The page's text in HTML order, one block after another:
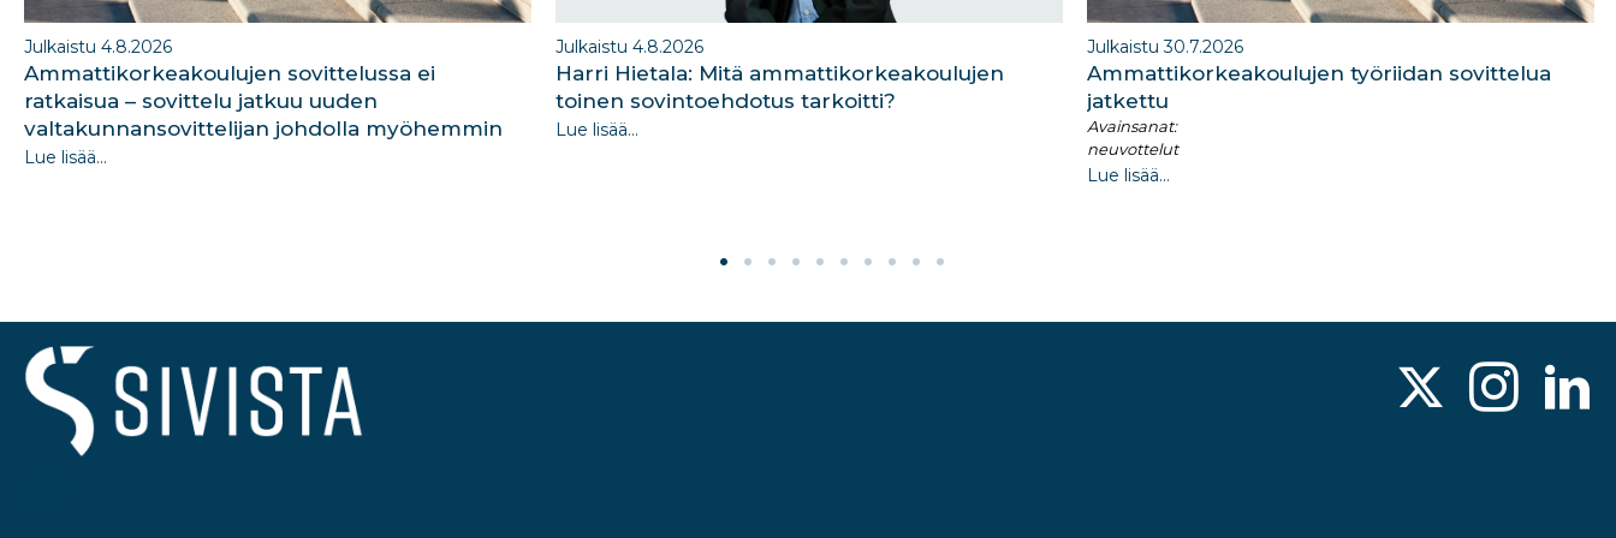
Julkaistu 4.8.2026
Ammattikorkeakoulujen sovittelussa ei
ratkaisua – sovittelu jatkuu uuden
valtakunnansovittelijan johdolla myöhemmin
Lue lisää...
Julkaistu 4.8.2026
Harri Hietala: Mitä ammattikorkeakoulujen
toinen sovintoehdotus tarkoitti?
Lue lisää...
Julkaistu 30.7.2026
Ammattikorkeakoulujen työriidan sovittelua
jatkettu
Avainsanat:
neuvottelut
Lue lisää...